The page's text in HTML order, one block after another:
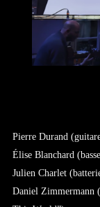
Pierre Durand
Élise Blanchard
Julien Charlet
Daniel Zimmermann